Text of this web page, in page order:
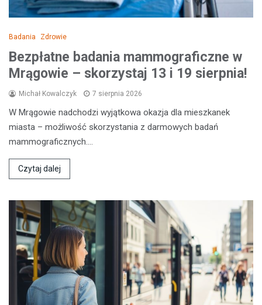
Badania Zdrowie
Bezpłatne badania mammograficzne w
Mrągowie – skorzystaj 13 i 19 sierpnia!
Michał Kowalczyk 7 sierpnia 2026
W Mrągowie nadchodzi wyjątkowa okazja dla mieszkanek
miasta – możliwość skorzystania z darmowych badań
mammograficznych.…
Czytaj dalej